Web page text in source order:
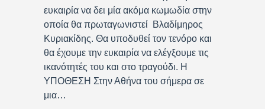
ευκαιρία να δει μία ακόμα κωμωδία στην
οποία θα πρωταγωνιστεί Βλαδίμηρος
Κυριακίδης. Θα υποδυθεί τον τενόρο και
θα έχουμε την ευκαιρία να ελέγξουμε τις
ικανότητές του και στο τραγούδι. Η
ΥΠΟΘΕΣΗ Στην Αθήνα του σήμερα σε
μια…